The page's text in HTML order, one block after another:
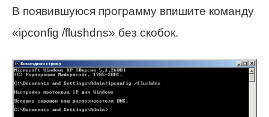
В появившуюся программу впишите команду
«ipconfig /flushdns» без скобок.